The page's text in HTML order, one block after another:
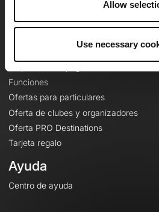
Allow
Use necessary
Le Mag'
Funciones
Ofertas para particulares
Oferta de clubes y organizadores
Oferta PRO Destinations
Tarjeta regalo
Ayuda
Centro de ayuda